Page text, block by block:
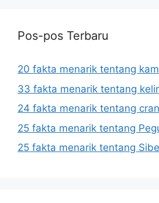
Pos-pos Terbaru
20 fakta menarik tentang
33 fakta menarik tentang
24 fakta menarik tentang
25 fakta menarik tentang
25 fakta menarik tentang